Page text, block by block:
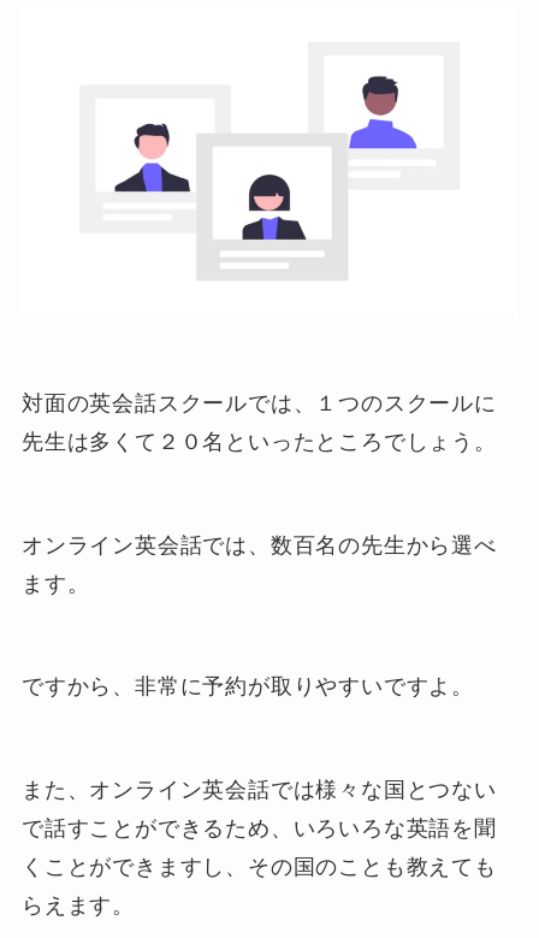
対面の英会話スクールでは、１つのスクールに
先生は多くて２０名といったところでしょう。
オンライン英会話では、数百名の先生から選べ
ます。
ですから、非常に予約が取りやすいですよ。
また、オンライン英会話では様々な国とつない
で話すことができるため、いろいろな英語を聞
くことができますし、その国のことも教えても
らえます。